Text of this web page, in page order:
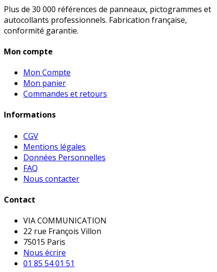
Plus de 30 000 références de panneaux, pictogrammes et
autocollants professionnels. Fabrication française,
conformité garantie.
Mon compte
Mon Compte
Mon panier
Commandes et retours
Informations
CGV
Mentions légales
Données Personnelles
FAQ
Nous contacter
Contact
VIA COMMUNICATION
22 rue François Villon
75015 Paris
Nous écrire
01 85 54 01 51